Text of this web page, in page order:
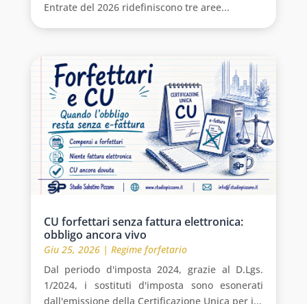
Entrate del 2026 ridefiniscono tre aree...
CU forfettari senza fattura elettronica:
obbligo ancora vivo
Giu 25, 2026| Regime forfetario
Dal periodo d'imposta 2024, grazie al D.Lgs.
1/2024, i sostituti d'imposta sono esonerati
dall'emissione della Certificazione Unica per i...